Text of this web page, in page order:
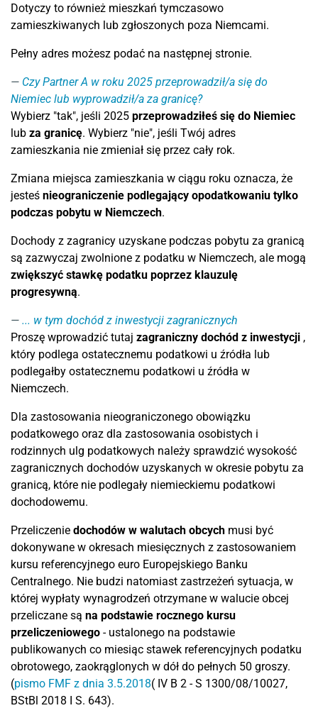
Dotyczy to również mieszkań tymczasowo
zamieszkiwanych lub zgłoszonych poza Niemcami.
Pełny adres możesz podać na następnej stronie.
Czy Partner A w roku 2025 przeprowadził/a się do
Niemiec lub wyprowadził/a za granicę?
Wybierz "tak", jeśli 2025 przeprowadziłeś się do Niemiec
lub za granicę. Wybierz "nie", jeśli Twój adres
zamieszkania nie zmieniał się przez cały rok.
Zmiana miejsca zamieszkania w ciągu roku oznacza, że
jesteś nieograniczenie podlegający opodatkowaniu tylko
podczas pobytu w Niemczech.
Dochody z zagranicy uzyskane podczas pobytu za granicą
są zazwyczaj zwolnione z podatku w Niemczech, ale mogą
zwiększyć stawkę podatku poprzez klauzulę
progresywną.
... w tym dochód z inwestycji zagranicznych
Proszę wprowadzić tutaj zagraniczny dochód z inwestycji ,
który podlega ostatecznemu podatkowi u źródła lub
podlegałby ostatecznemu podatkowi u źródła w
Niemczech.
Dla zastosowania nieograniczonego obowiązku
podatkowego oraz dla zastosowania osobistych i
rodzinnych ulg podatkowych należy sprawdzić wysokość
zagranicznych dochodów uzyskanych w okresie pobytu za
granicą, które nie podlegały niemieckiemu podatkowi
dochodowemu.
Przeliczenie dochodów w walutach obcych musi być
dokonywane w okresach miesięcznych z zastosowaniem
kursu referencyjnego euro Europejskiego Banku
Centralnego. Nie budzi natomiast zastrzeżeń sytuacja, w
której wypłaty wynagrodzeń otrzymane w walucie obcej
przeliczane są na podstawie rocznego kursu
przeliczeniowego - ustalonego na podstawie
publikowanych co miesiąc stawek referencyjnych podatku
obrotowego, zaokrąglonych w dół do pełnych 50 groszy.
(pismo FMF z dnia 3.5.2018( IV B 2 - S 1300/08/10027,
BStBl 2018 I S. 643).